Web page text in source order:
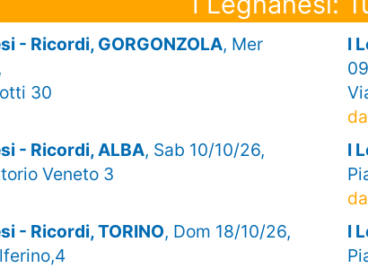
- Ricordi, GORGONZOLA, Mer
30
I
da
- Ricordi, ALBA, Sab 10/10/26,
Veneto 3
I
da
- Ricordi, TORINO, Dom 18/10/26,
I